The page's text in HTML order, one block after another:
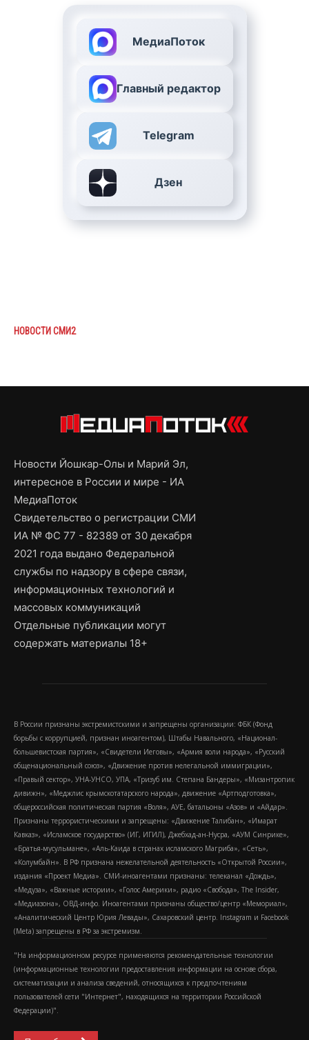
МедиаПоток
Главный редактор
Telegram
Дзен
НОВОСТИ СМИ2
Новости Йошкар-Олы и Марий Эл,
интересное в России и мире - ИА
МедиаПоток
Свидетельство о регистрации СМИ
ИА № ФС 77 - 82389 от 30 декабря
2021 года выдано Федеральной
службы по надзору в сфере связи,
информационных технологий и
массовых коммуникаций
Отдельные публикации могут
содержать материалы 18+
В России признаны экстремистскими и запрещены организации: ФБК (Фонд
борьбы с коррупцией, признан иноагентом), Штабы Навального, «Национал-
большевистская партия», «Свидетели Иеговы», «Армия воли народа», «Русский
общенациональный союз», «Движение против нелегальной иммиграции»,
«Правый сектор», УНА-УНСО, УПА, «Тризуб им. Степана Бандеры», «Мизантропик
дивижн», «Меджлис крымскотатарского народа», движение «Артподготовка»,
общероссийская политическая партия «Воля», АУЕ, батальоны «Азов» и «Айдар».
Признаны террористическими и запрещены: «Движение Талибан», «Имарат
Кавказ», «Исламское государство» (ИГ, ИГИЛ), Джебхад-ан-Нусра, «АУМ Синрике»,
«Братья-мусульмане», «Аль-Каида в странах исламского Магриба», «Сеть»,
«Колумбайн». В РФ признана нежелательной деятельность «Открытой России»,
издания «Проект Медиа». СМИ-иноагентами признаны: телеканал «Дождь»,
«Медуза», «Важные истории», «Голос Америки», радио «Свобода», The Insider,
«Медиазона», ОВД-инфо. Иноагентами признаны общество/центр «Мемориал»,
«Аналитический Центр Юрия Левады», Сахаровский центр. Instagram и Facebook
(Metа) запрещены в РФ за экстремизм.
"На информационном ресурсе применяются рекомендательные технологии
(информационные технологии предоставления информации на основе сбора,
систематизации и анализа сведений, относящихся к предпочтениям
пользователей сети "Интернет", находящихся на территории Российской
Федерации)".